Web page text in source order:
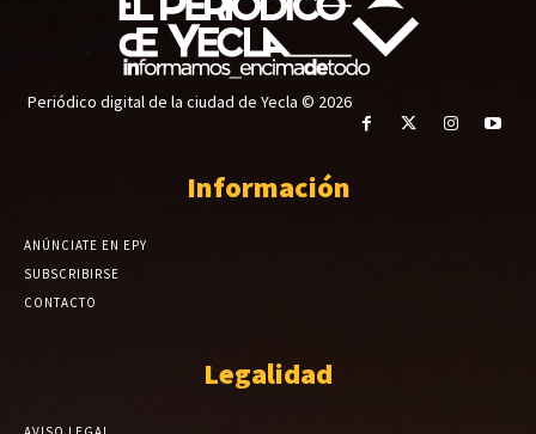
Periódico digital de la ciudad de Yecla © 2026
Información
ANÚNCIATE EN EPY
SUBSCRIBIRSE
CONTACTO
Legalidad